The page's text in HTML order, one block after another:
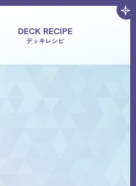
DECK RECIPE
デッキレシピ